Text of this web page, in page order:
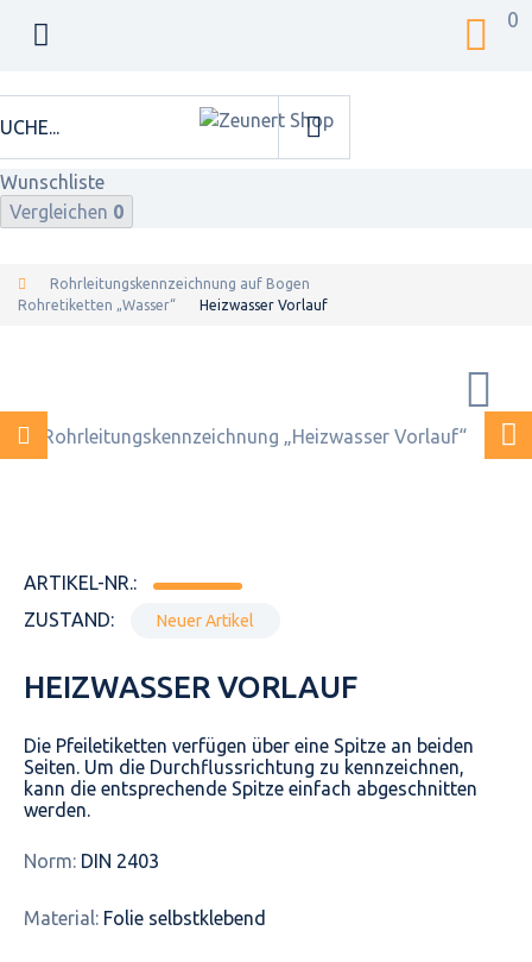
0
Wunschliste
Vergleichen 0
Rohrleitungskennzeichnung auf Bogen
Rohretiketten „Wasser“
Heizwasser Vorlauf
ARTIKEL-NR.:
ZUSTAND:
Neuer Artikel
HEIZWASSER VORLAUF
Die Pfeiletiketten verfügen über eine Spitze an beiden
Seiten. Um die Durchflussrichtung zu kennzeichnen,
kann die entsprechende Spitze einfach abgeschnitten
werden.
Norm: DIN 2403
Material: Folie selbstklebend